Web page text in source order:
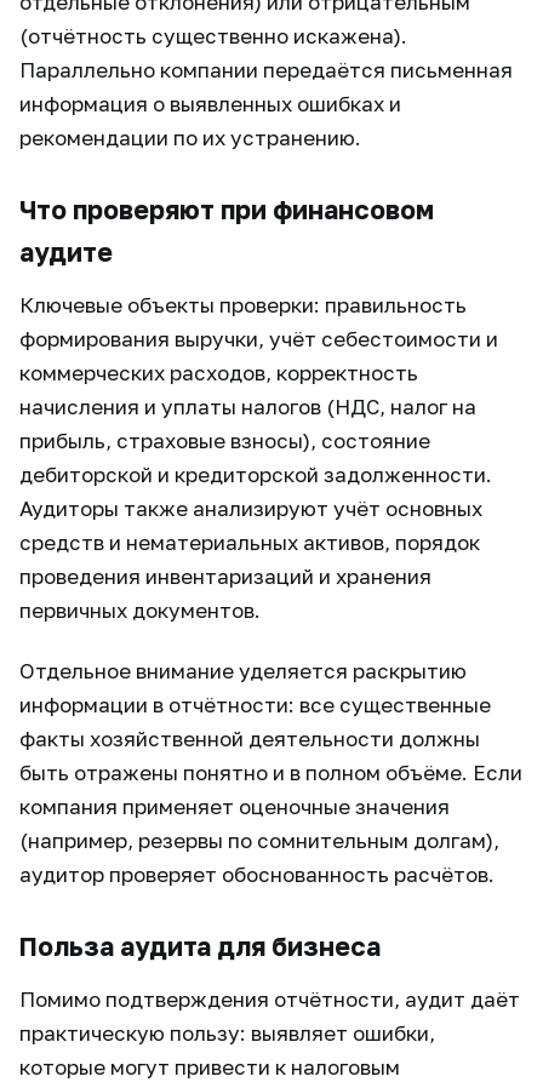
(отчётность существенно искажена).
Параллельно компании передаётся письменная
информация о выявленных ошибках и
рекомендации по их устранению.
Что проверяют при финансовом
аудите
Ключевые объекты проверки: правильность
формирования выручки, учёт себестоимости и
коммерческих расходов, корректность
начисления и уплаты налогов (НДС, налог на
прибыль, страховые взносы), состояние
дебиторской и кредиторской задолженности.
Аудиторы также анализируют учёт основных
средств и нематериальных активов, порядок
проведения инвентаризаций и хранения
первичных документов.
Отдельное внимание уделяется раскрытию
информации в отчётности: все существенные
факты хозяйственной деятельности должны
быть отражены понятно и в полном объёме. Если
компания применяет оценочные значения
(например, резервы по сомнительным долгам),
аудитор проверяет обоснованность расчётов.
Польза аудита для бизнеса
Помимо подтверждения отчётности, аудит даёт
практическую пользу: выявляет ошибки,
которые могут привести к налоговым